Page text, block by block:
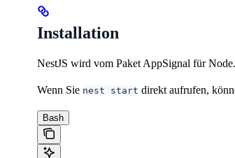
Installation
NestJS wird vom Paket AppSignal für
Wenn Sie nest start direkt aufrufen,
Bash